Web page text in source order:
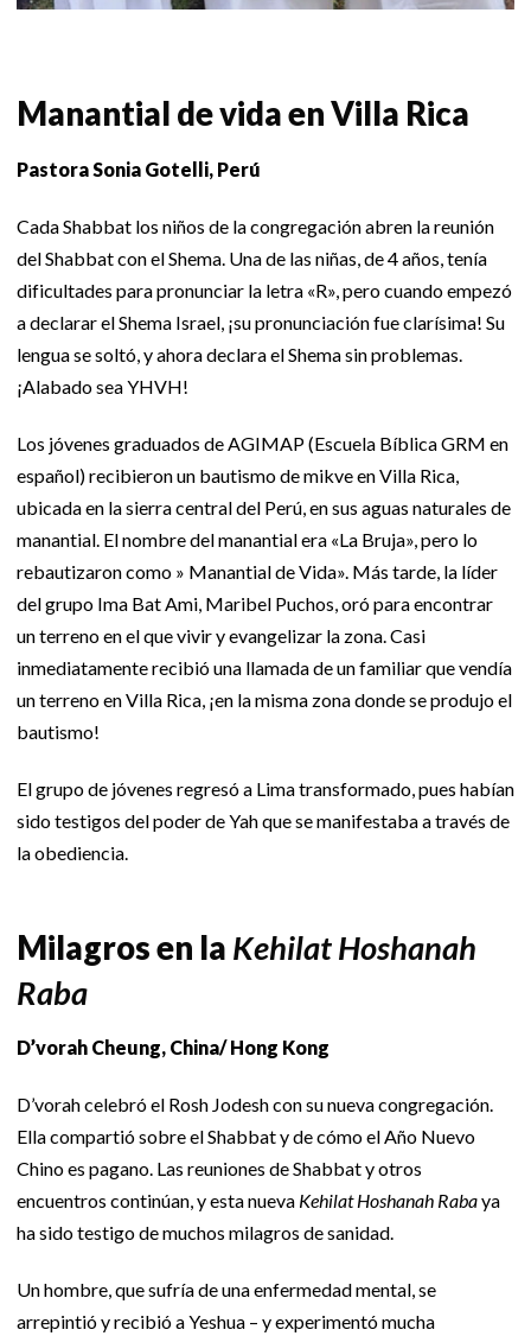
Manantial de vida en Villa Rica
Pastora Sonia Gotelli, Perú
Cada Shabbat los niños de la congregación abren la reunión
del Shabbat con el Shema. Una de las niñas, de 4 años, tenía
dificultades para pronunciar la letra «R», pero cuando empezó
a declarar el Shema Israel, ¡su pronunciación fue clarísima! Su
lengua se soltó, y ahora declara el Shema sin problemas.
¡Alabado sea YHVH!
Los jóvenes graduados de AGIMAP (Escuela Bíblica GRM en
español) recibieron un bautismo de mikve en Villa Rica,
ubicada en la sierra central del Perú, en sus aguas naturales de
manantial. El nombre del manantial era «La Bruja», pero lo
rebautizaron como » Manantial de Vida». Más tarde, la líder
del grupo Ima Bat Ami, Maribel Puchos, oró para encontrar
un terreno en el que vivir y evangelizar la zona. Casi
inmediatamente recibió una llamada de un familiar que vendía
un terreno en Villa Rica, ¡en la misma zona donde se produjo el
bautismo!
El grupo de jóvenes regresó a Lima transformado, pues habían
sido testigos del poder de Yah que se manifestaba a través de
la obediencia.
Milagros en la Kehilat Hoshanah
Raba
D’vorah Cheung, China/ Hong Kong
D’vorah celebró el Rosh Jodesh con su nueva congregación.
Ella compartió sobre el Shabbat y de cómo el Año Nuevo
Chino es pagano. Las reuniones de Shabbat y otros
encuentros continúan, y esta nueva Kehilat Hoshanah Rabaya
ha sido testigo de muchos milagros de sanidad.
Un hombre, que sufría de una enfermedad mental, se
arrepintió y recibió a Yeshua – y experimentó mucha